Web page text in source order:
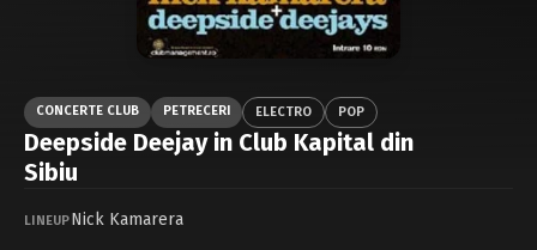
Caută în site...
CONCERTE CLUB PETRECERI ELECTRO POP
Deepside Deejay in Club Kapital din
Sibiu
LINEUPNick Kamarera